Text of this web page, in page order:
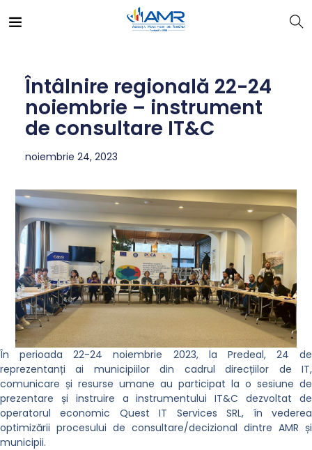
Întâlnire regională 22-24
noiembrie – instrument
de consultare IT&C
noiembrie 24, 2023
În perioada 22-24 noiembrie 2023, la Predeal, 24 de
reprezentanți ai municipiilor din cadrul direcțiilor de IT,
comunicare și resurse umane au participat la o sesiune de
prezentare și instruire a instrumentului IT&C dezvoltat de
operatorul economic Quest IT Services SRL, în vederea
optimizării procesului de consultare/decizional dintre AMR și
municipii.